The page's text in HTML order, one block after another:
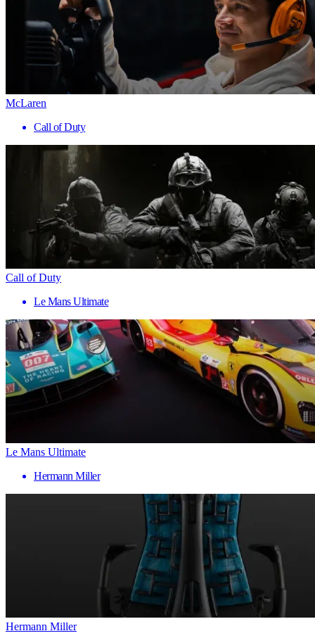
McLaren
Call of Duty
Call of Duty
Le Mans Ultimate
Le Mans Ultimate
Hermann Miller
Hermann Miller